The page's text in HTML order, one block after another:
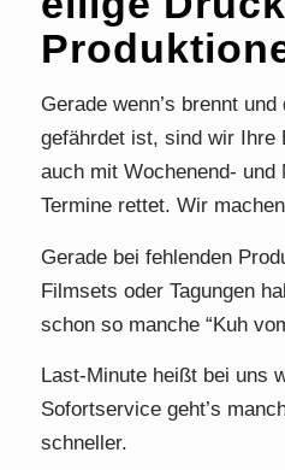
Gerade wenn’s brennt
gefährdet ist, sind wir Ihre
auch mit Wochenend- und
Termine rettet. Wir
Gerade bei fehlenden
Filmsets oder Tagungen
schon so manche “Kuh
Last-Minute heißt bei uns
Sofortservice geht’s
schneller.